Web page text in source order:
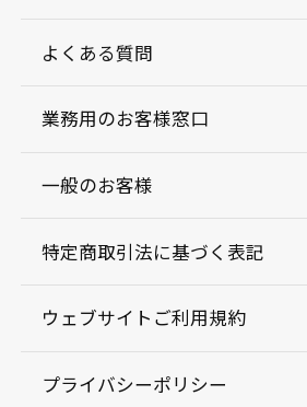
よくある質問
業務用のお客様窓口
一般のお客様
特定商取引法に基づく表記
ウェブサイトご利用規約
プライバシーポリシー